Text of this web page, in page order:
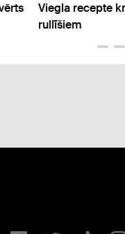
Viegla recepte
rullīšiem